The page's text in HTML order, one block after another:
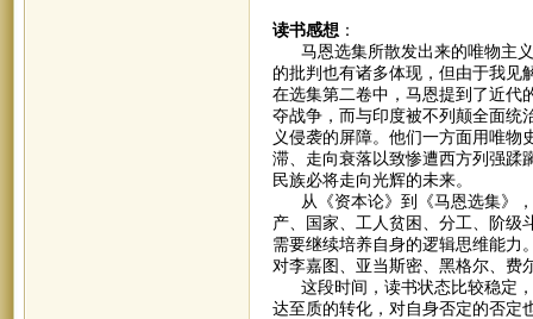
读书感想 ：
马恩选集所散发出来的唯物主义
的批判也有诸多体现，但由于我见
在选集第二卷中，马恩提到了近代
夺战争，而与印度被不列颠全面统
义侵袭的屏障。他们一方面用唯
滞、走向衰落以致惨遭西方列强蹂
民族必将走向光辉的未来。
从《资本论》到《马恩选集》，
产、国家、工人贫困、分工、阶级
需要继续培养自身的逻辑思维能力
对李嘉图、亚当斯密、黑格尔、费
这段时间，读书状态比较稳定，
达至质的转化，对自身否定的否定